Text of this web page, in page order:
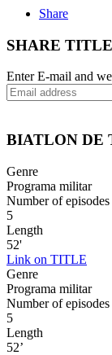
Share
SHARE TITLE
Enter E-mail and
BIATLON DE
Genre
Programa militar
Number of episodes
5
Length
52'
Link on TITLE
Genre
Programa militar
Number of episodes
5
Length
52’